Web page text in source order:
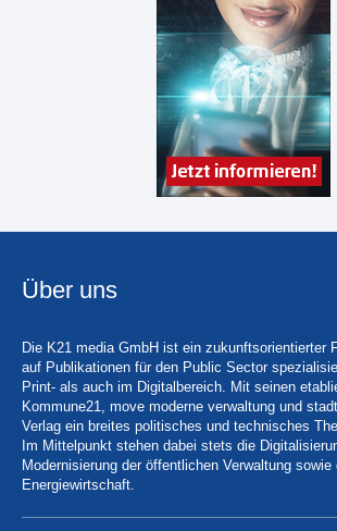
Über uns
Die K21 media GmbH ist ein zukunftsorientierter
auf Publikationen für den Public Sector
Print- als auch im Digitalbereich. Mit seinen
Kommune21, move moderne verwaltung und
Verlag ein breites politisches und technisches
Im Mittelpunkt stehen dabei stets die
Modernisierung der öffentlichen Verwaltung
Energiewirtschaft.